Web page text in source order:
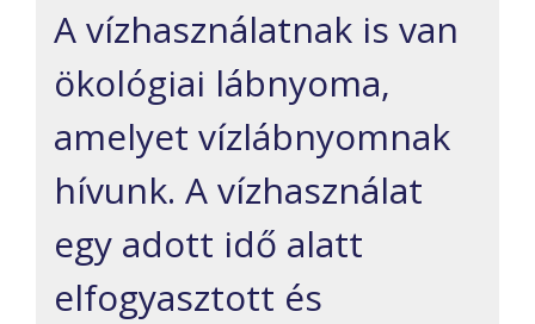
A vízhasználatnak is van
ökológiai lábnyoma,
amelyet vízlábnyomnak
hívunk. A vízhasználat
egy adott idő alatt
elfogyasztott és